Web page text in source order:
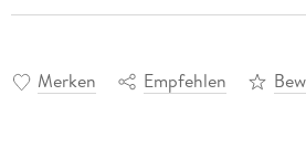
Merken Empfehlen